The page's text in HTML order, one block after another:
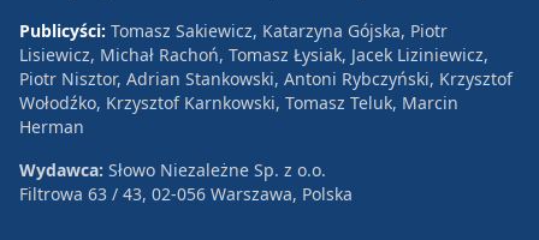
Publicyści: Tomasz Sakiewicz, Katarzyna Gójska, Piotr
Lisiewicz, Michał Rachoń, Tomasz Łysiak, Jacek Liziniewicz,
Piotr Nisztor, Adrian Stankowski, Antoni Rybczyński, Krzysztof
Wołodźko, Krzysztof Karnkowski, Tomasz Teluk, Marcin
Herman
Wydawca: Słowo Niezależne Sp. z o.o.
Filtrowa 63 / 43, 02-056 Warszawa, Polska